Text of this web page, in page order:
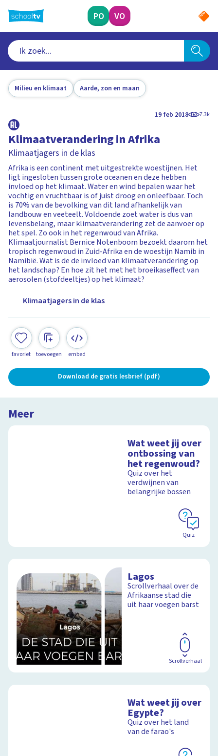
naar
hoofdinhoud
PO VO
Milieu en klimaat Aarde, zon en maan
19 feb 2018 7.3k
Klimaatverandering in Afrika
Klimaatjagers in de klas
Afrika is een continent met uitgestrekte woestijnen. Het
ligt ingesloten tussen grote oceanen en deze hebben
invloed op het klimaat. Water en wind bepalen waar het
vochtig en vruchtbaar is of juist droog en onleefbaar. Toch
is 70% van de bevolking van dit land afhankelijk van
landbouw en veeteelt. Voldoende zoet water is dus van
levensbelang, maar klimaatverandering zet de aanvoer op
het spel. Zo ook in het regenwoud van Afrika.
Klimaatjournalist Bernice Notenboom bezoekt daarom het
tropisch regenwoud in Zuid-Afrika en de woestijn Namib in
Namibië. Wat is de de invloed van klimaatverandering op
het landschap? En hoe zit het met het broeikaseffect van
aerosolen (stofdeeltjes) op het klimaat?
Klimaatjagers in de klas
favoriet toevoegen embed
Download de gratis lesbrief (pdf)
Meer
Wat weet jij over
ontbossing van
het regenwoud?
Quiz over het
verdwijnen van
belangrijke bossen
Quiz
Lagos
Scrollverhaal over de
Afrikaanse stad die
uit haar voegen barst
Scrollverhaal
Wat weet jij over
Egypte?
Quiz over het land
van de farao's